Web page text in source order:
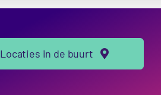
Locaties in de buurt